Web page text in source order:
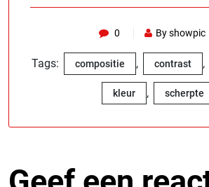
0 By showpic
Tags: compositie , contrast ,
kleur , scherpte